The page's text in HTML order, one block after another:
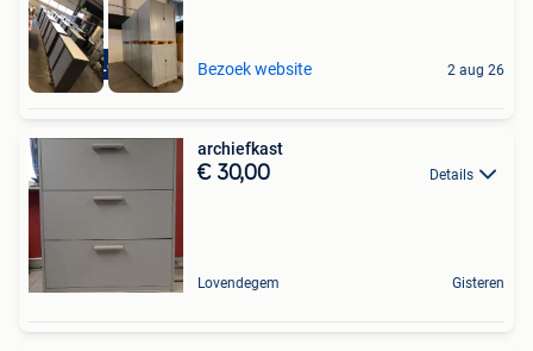
Gratis Levering Bezoek website 2 aug 26
archiefkast
€ 30,00 Details
Lovendegem Gisteren